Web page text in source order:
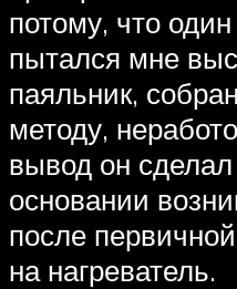
потому, что
пытался мне
паяльник,
методу,
вывод он сделал
основании
после
на нагреватель.